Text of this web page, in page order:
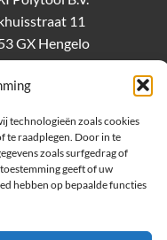
technologieën zoals cookies
te raadplegen. Door in te
zoals surfgedrag of
geeft of uw
hebben op bepaalde functies
11
GX Hengelo
074-303 55 00
ons op Youtube
ons op Linkedin